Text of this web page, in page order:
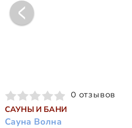
0 отзывов
САУНЫ И БАНИ
Сауна Волна